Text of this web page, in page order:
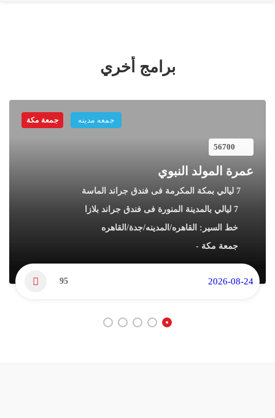
برامج أخري
جمعة مكة جمعه مدينه
عمرة المولد النبوي
7 ليالي بمكة المكرمة فى فندق جراند الماسة
خط السير: القاهره/المدينه/جدة/القاهره
جمعة مكة -
2026-08-24
95